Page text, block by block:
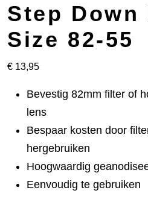
Step Down
Size 82-55
€ 13,95
Bevestig 82mm filter of
lens
Bespaar kosten door
hergebruiken
Hoogwaardig
Eenvoudig te gebruiken